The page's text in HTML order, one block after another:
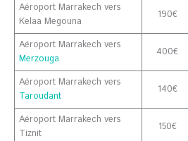
Aéroport Marrakech vers
Kelaa Megouna
190€
Aéroport Marrakech vers
Merzouga
400€
Aéroport Marrakech vers
Taroudant
140€
Aéroport Marrakech vers
Tiznit
150€